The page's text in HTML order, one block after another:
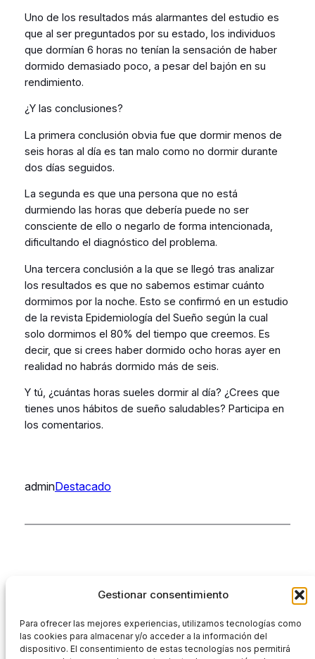
Gestionar consentimiento
Para ofrecer las mejores experiencias, utilizamos tecnologías como
las cookies para almacenar y/o acceder a la información del
dispositivo. El consentimiento de estas tecnologías nos permitirá
Uno de los resultados más alarmantes del estudio es
que al ser preguntados por su estado, los individuos
que dormían 6 horas no tenían la sensación de haber
dormido demasiado poco, a pesar del bajón en su
rendimiento.
¿Y las conclusiones?
La primera conclusión obvia fue que dormir menos de
seis horas al día es tan malo como no dormir durante
dos días seguidos.
La segunda es que una persona que no está
durmiendo las horas que debería puede no ser
consciente de ello o negarlo de forma intencionada,
dificultando el diagnóstico del problema.
Una tercera conclusión a la que se llegó tras analizar
los resultados es que no sabemos estimar cuánto
dormimos por la noche. Esto se confirmó en un estudio
de la revista Epidemiología del Sueño según la cual
solo dormimos el 80% del tiempo que creemos. Es
decir, que si crees haber dormido ocho horas ayer en
realidad no habrás dormido más de seis.
Y tú, ¿cuántas horas sueles dormir al día? ¿Crees que
tienes unos hábitos de sueño saludables? Participa en
los comentarios.
adminDestacado